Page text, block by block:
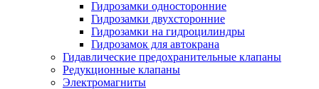
Гидрозамки односторонние
Гидрозамки двухсторонние
Гидрозамки на гидроцилиндры
Гидрозамок для автокрана
Гидавлические предохранительные клапаны
Редукционные клапаны
Электромагниты